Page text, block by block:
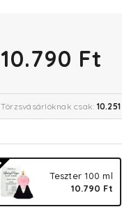
10.790 Ft
Törzsvásárlóknak csak:
Teszter 100 ml
10.790 Ft